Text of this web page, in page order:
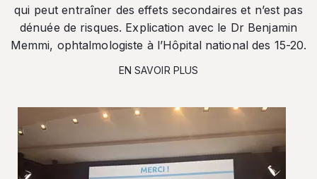
qui peut entraîner des effets secondaires et n’est pas
dénuée de risques. Explication avec le Dr Benjamin
Memmi, ophtalmologiste à l’Hôpital national des 15-20.
EN SAVOIR PLUS